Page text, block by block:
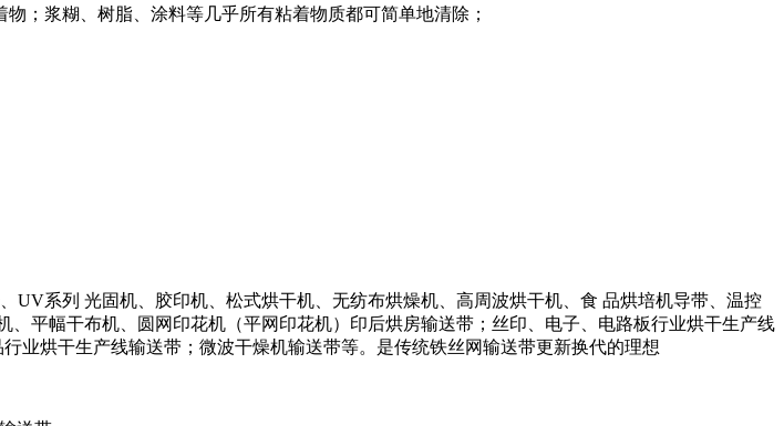
浆糊、树脂、涂料等几乎所有粘着物质都可简单地清除；
UV系列 光固机、胶印机、松式烘干机、无纺布烘燥机、高周波烘干机、食 品烘培机导带、温控
平幅干布机、圆网印花机（平网印花机）印后烘房输送带；丝印、电子、电路板行业烘干生产线
业烘干生产线输送带；微波干燥机输送带等。是传统铁丝网输送带更新换代的理想